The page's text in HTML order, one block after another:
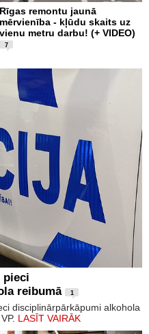
Rīgas remontu jaunā
mērvienība - kļūdu skaits uz
vienu metru darbu! (+ VIDEO)
7
pieci
reibumā
1
disciplinārpārkāpumi alkohola
LASĪT VAIRĀK